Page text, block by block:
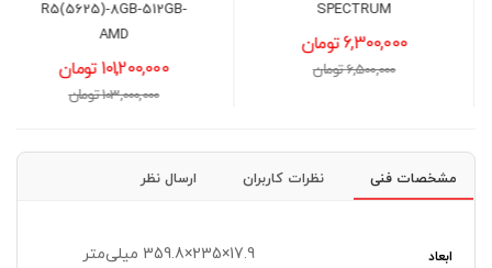
SPECTRUM
6,300,000 تومان
6,500,000 تومان
R5(5625)-8GB-512GB-
AMD
101,200,000 تومان
103,000,000 تومان
مشخصات فنی نظرات کاربران ارسال نظر
ابعاد 17.9×235×359.8 میلی‌متر